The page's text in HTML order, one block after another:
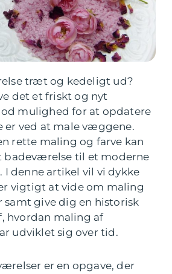
træt og kedeligt ud?
det et friskt og nyt
mulighed for at opdatere
ved at male væggene.
rette maling og farve kan
badeværelse til et moderne
denne artikel vil vi dykke
vigtigt at vide om maling
samt give dig en historisk
hvordan maling af
udviklet sig over tid.
er en opgave, der